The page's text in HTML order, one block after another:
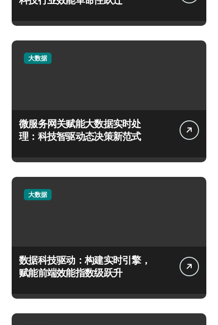
大数据
微服务网关赋能大数据实时处
理：科技智驱动态决策新范式
大数据
数据科技驱动：构建实时引擎，
赋能前端效能指数级跃升